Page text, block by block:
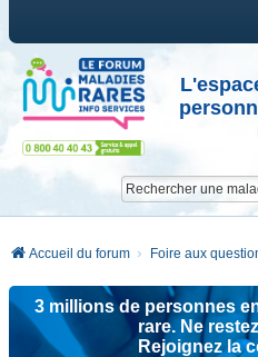
Accueil du forum Foire aux
3 millions de personnes
rare. Ne
Rejoignez la